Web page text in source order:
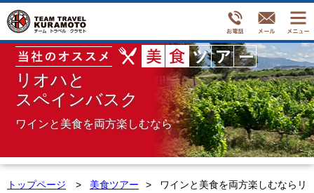
リオハと
スペインバスク
ワインと美食を両方楽しむなら
トップページ 美食ツアー
ワインと美食を両方楽しむならリ